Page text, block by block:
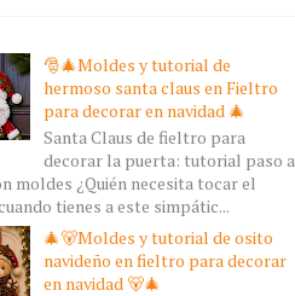
🎅🎄Moldes y tutorial de
hermoso santa claus en Fieltro
para decorar en navidad 🎄
Santa Claus de fieltro para
decorar la puerta: tutorial paso a
moldes ¿Quién necesita tocar el
tienes a este simpátic...
🎄🐻Moldes y tutorial de osito
navideño en fieltro para decorar
en navidad 🐻🎄